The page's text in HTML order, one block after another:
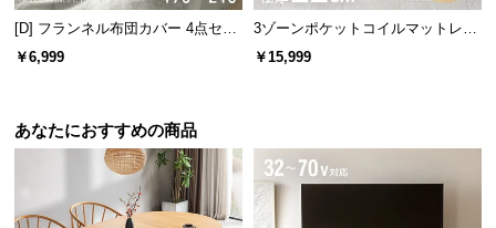
お部屋のスペースを広く確保できるセミシングルサ
イズ。気軽にレイアウトを変えられます。
[D] フランネル布団カバー 4点セッ
ト
￥6,999
3ゾーンポケットコイルマットレス
厚さ22cm SD ブラック
￥15,999
あなたにおすすめの商品